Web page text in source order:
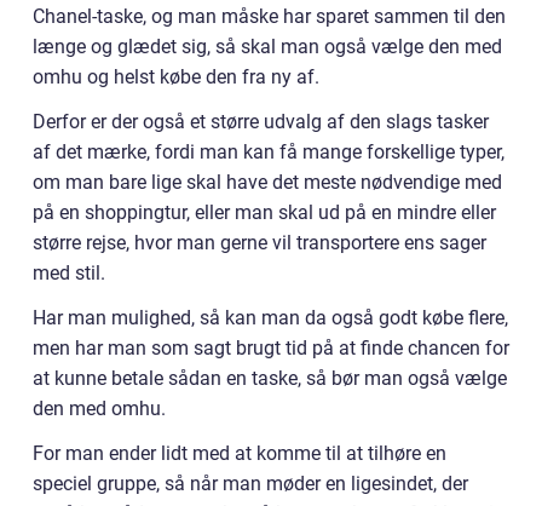
Chanel-taske, og man måske har sparet sammen til den
længe og glædet sig, så skal man også vælge den med
omhu og helst købe den fra ny af.
Derfor er der også et større udvalg af den slags tasker
af det mærke, fordi man kan få mange forskellige typer,
om man bare lige skal have det meste nødvendige med
på en shoppingtur, eller man skal ud på en mindre eller
større rejse, hvor man gerne vil transportere ens sager
med stil.
Har man mulighed, så kan man da også godt købe flere,
men har man som sagt brugt tid på at finde chancen for
at kunne betale sådan en taske, så bør man også vælge
den med omhu.
For man ender lidt med at komme til at tilhøre en
speciel gruppe, så når man møder en ligesindet, der